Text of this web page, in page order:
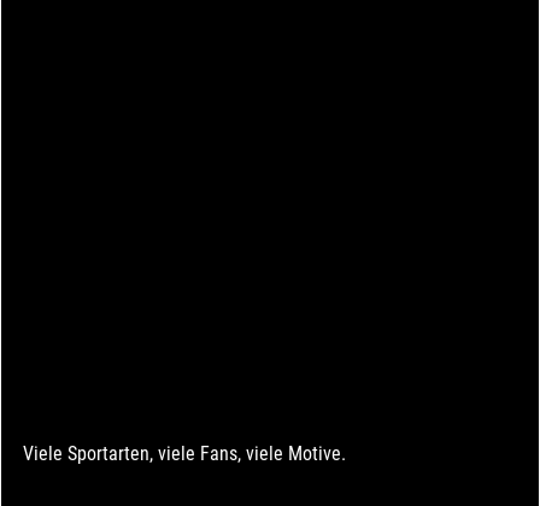
Viele Sportarten, viele Fans, viele Motive.